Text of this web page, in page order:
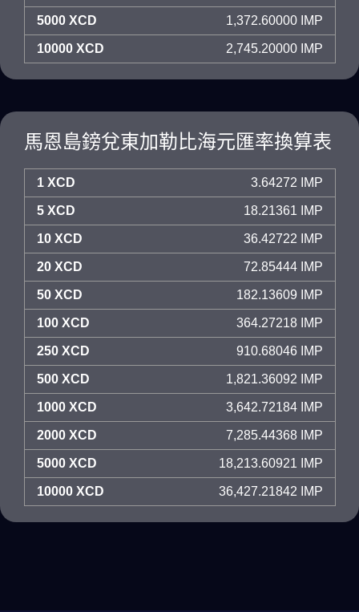
5000 XCD 1,372.60000 IMP
10000 XCD 2,745.20000 IMP
馬恩島鎊兌東加勒比海元匯率換算表
1 XCD 3.64272 IMP
5 XCD 18.21361 IMP
10 XCD 36.42722 IMP
20 XCD 72.85444 IMP
50 XCD 182.13609 IMP
100 XCD 364.27218 IMP
250 XCD 910.68046 IMP
500 XCD 1,821.36092 IMP
1000 XCD 3,642.72184 IMP
2000 XCD 7,285.44368 IMP
5000 XCD 18,213.60921 IMP
10000 XCD 36,427.21842 IMP